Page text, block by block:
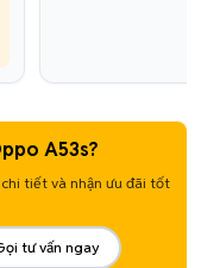
A53s?
tiết và nhận ưu đãi tốt
tư vấn ngay